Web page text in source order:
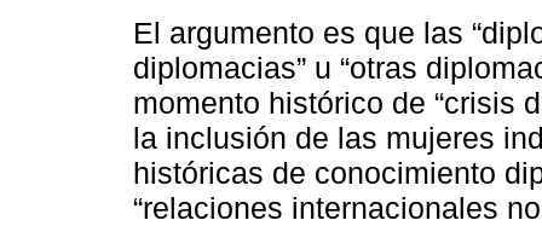
El argumento es que las
diplomacias” u “otras
momento histórico de “crisis
la inclusión de las mujeres
históricas de conocimiento
“relaciones internacionales